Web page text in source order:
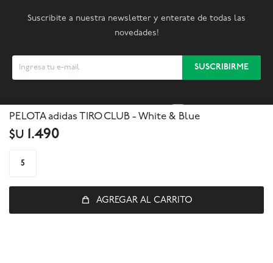
PELOTA adidas TIRO CLUB - White & Blue
$U 1.490
5
AGREGAR AL CARRITO
Suscribite a nuestra newsletter y enterate de todas las
novedades!
SUSCRIBIRME
  